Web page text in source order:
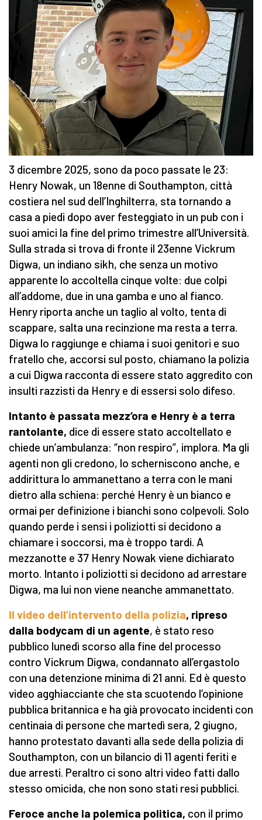
3 dicembre 2025, sono da poco passate le 23:
Henry Nowak, un 18enne di Southampton, città
costiera nel sud dell’Inghilterra, sta tornando a
casa a piedi dopo aver festeggiato in un pub con i
suoi amici la fine del primo trimestre all’Università.
Sulla strada si trova di fronte il 23enne Vickrum
Digwa, un indiano sikh, che senza un motivo
apparente lo accoltella cinque volte: due colpi
all’addome, due in una gamba e uno al fianco.
Henry riporta anche un taglio al volto, tenta di
scappare, salta una recinzione ma resta a terra.
Digwa lo raggiunge e chiama i suoi genitori e suo
fratello che, accorsi sul posto, chiamano la polizia
a cui Digwa racconta di essere stato aggredito con
insulti razzisti da Henry e di essersi solo difeso.
Intanto è passata mezz’ora e Henry è a terra
rantolante, dice di essere stato accoltellato e
chiede un’ambulanza: “non respiro”, implora. Ma gli
agenti non gli credono, lo scherniscono anche, e
addirittura lo ammanettano a terra con le mani
dietro alla schiena: perché Henry è un bianco e
ormai per definizione i bianchi sono colpevoli. Solo
quando perde i sensi i poliziotti si decidono a
chiamare i soccorsi, ma è troppo tardi. A
mezzanotte e 37 Henry Nowak viene dichiarato
morto. Intanto i poliziotti si decidono ad arrestare
Digwa, ma lui non viene neanche ammanettato.
Il video dell’intervento della polizia, ripreso
dalla bodycam di un agente, è stato reso
pubblico lunedì scorso alla fine del processo
contro Vickrum Digwa, condannato all’ergastolo
con una detenzione minima di 21 anni. Ed è questo
video agghiacciante che sta scuotendo l’opinione
pubblica britannica e ha già provocato incidenti con
centinaia di persone che martedì sera, 2 giugno,
hanno protestato davanti alla sede della polizia di
Southampton, con un bilancio di 11 agenti feriti e
due arresti. Peraltro ci sono altri video fatti dallo
stesso omicida, che non sono stati resi pubblici.
Feroce anche la polemica politica, con il primo